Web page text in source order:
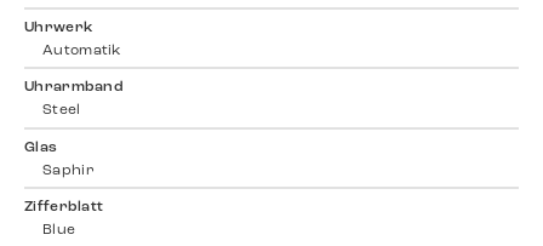
Uhrwerk
Automatik
Uhrarmband
Steel
Glas
Saphir
Zifferblatt
Blue